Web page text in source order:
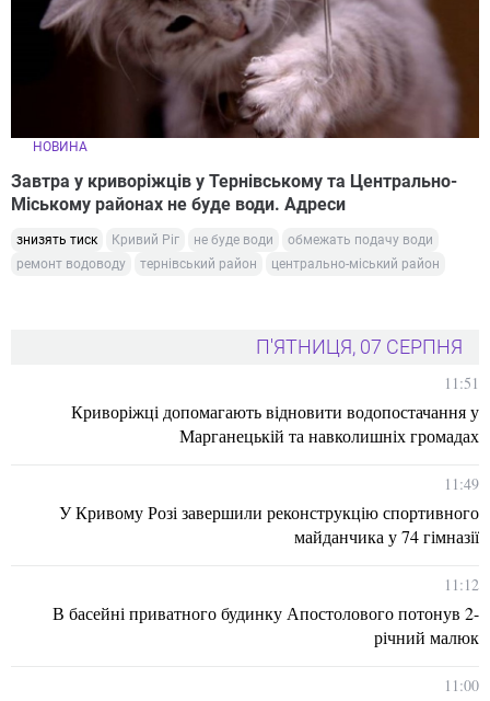
НОВИНА
Завтра у криворіжців у Тернівському та Центрально-
Міському районах не буде води. Адреси
знизять тиск Кривий Ріг не буде води
обмежать подачу води
ремонт водоводу
тернівський район центрально-міський район
П'ЯТНИЦЯ, 07 СЕРПНЯ
11:51
Криворіжці допомагають відновити водопостачання у
Марганецькій та навколишніх громадах
11:49
У Кривому Розі завершили реконструкцію спортивного
майданчика у 74 гімназії
11:12
В басейні приватного будинку Апостолового потонув 2-
річний малюк
11:00